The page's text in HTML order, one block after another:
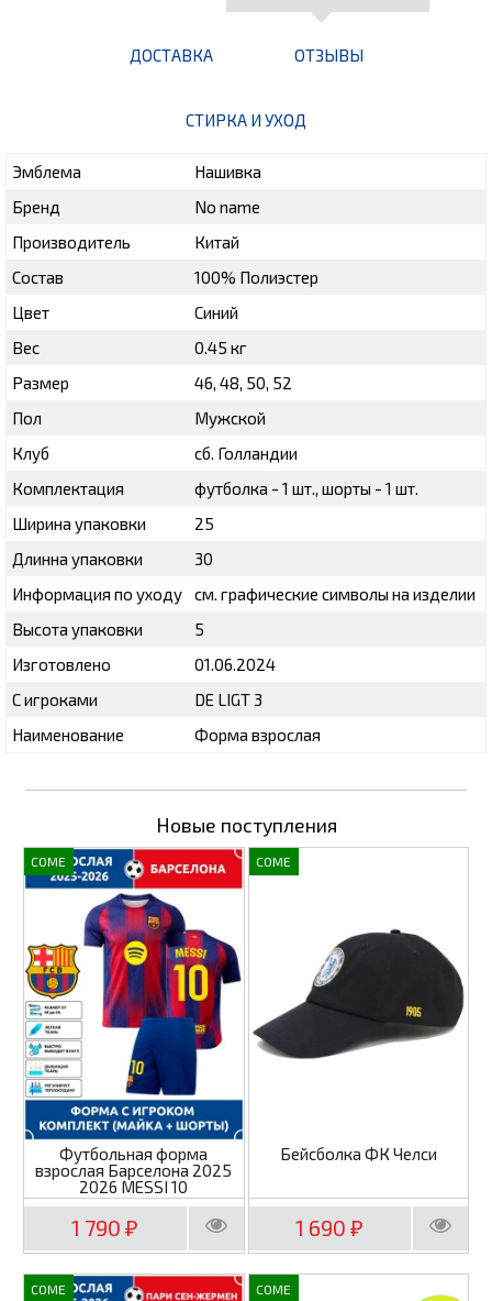
ДОСТАВКА ОТЗЫВЫ
СТИРКА И УХОД
Эмблема
Нашивка
Бренд
No name
Производитель
Китай
Состав
100% Полиэстер
Цвет
Синий
Вес
0.45 кг
Размер
46, 48, 50, 52
Пол
Мужской
Клуб
сб. Голландии
Комплектация
футболка - 1 шт., шорты - 1 шт.
Ширина упаковки
25
Длинна упаковки
30
Информация по уходу
см. графические символы на изделии
Высота упаковки
5
Изготовлено
01.06.2024
С игроками
DE LIGT 3
Наименование
Форма взрослая
Новые поступления
COME
Футбольная форма
взрослая Барселона 2025
2026 MESSI 10
1 790₽
COME
Бейсболка ФК Челси
1 690₽
COME COME